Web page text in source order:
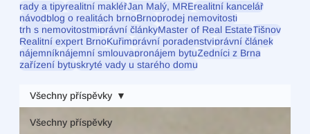
rady a tipyrealitní makléřJan Malý, MRErealitní kancelář
návodblog o realitách brnoBrnoprodej nemovitosti
trh s nemovitostmiprávní článkyMaster of Real EstateTišnov
Realitní expert BrnoKuřimprávní poradenstvíprávní článek
nájemníknájemní smlouvapronájem bytuZedníci z Brna
zařízení bytuskryté vady u starého domu
Všechny příspěvky
Všechny příspěvky